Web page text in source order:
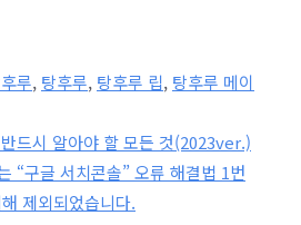
루, 탕후루, 탕후루 립, 탕후루 메이
드시 알아야 할 모든 것(2023ver.)
“구글 서치콘솔” 오류 해결법 1번
해 제외되었습니다.